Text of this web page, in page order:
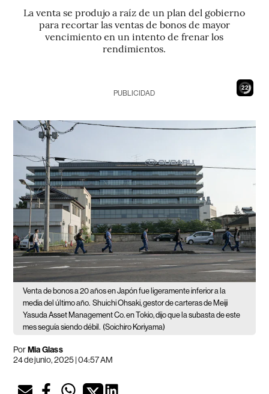
La venta se produjo a raíz de un plan del gobierno
para recortar las ventas de bonos de mayor
vencimiento en un intento de frenar los
rendimientos.
20
PUBLICIDAD
Venta de bonos a 20 años en Japón fue ligeramente inferior a la
media del último año. Shuichi Ohsaki, gestor de carteras de Meiji
Yasuda Asset Management Co. en Tokio, dijo que la subasta de este
mes seguía siendo débil. (Soichiro Koriyama)
PorMia Glass
24 de junio, 2025 | 04:57 AM